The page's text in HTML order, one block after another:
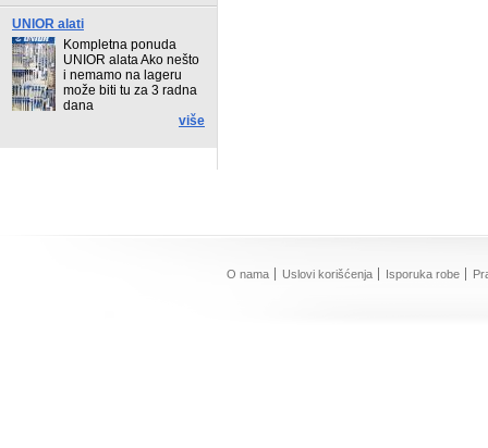
UNIOR alati
Kompletna ponuda
UNIOR alata Ako nešto
i nemamo na lageru
može biti tu za 3 radna
dana
više
O nama Uslovi korišćenja Isporuka robe